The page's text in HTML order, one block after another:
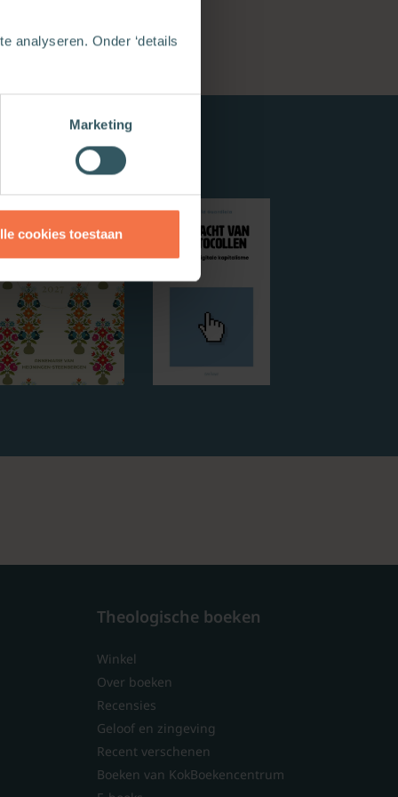
analyseren. Onder ‘details
Marketing
cookies toestaan
Theologische boeken
Winkel
Over boeken
Recensies
Geloof en zingeving
Recent verschenen
Boeken van KokBoekencentrum